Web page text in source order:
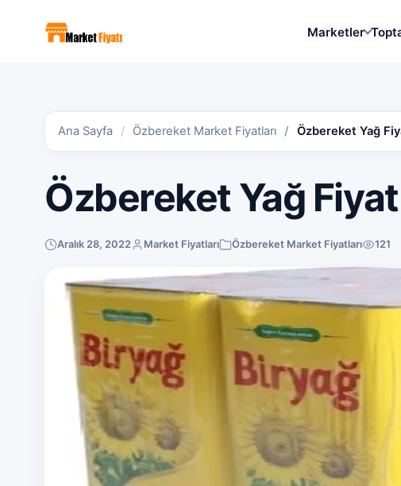
Marketler
Ana Sayfa Özbereket Market Fiyatları Özbereket Yağ
Özbereket Yağ
Aralık 28, 2022 Market Fiyatları Özbereket Market Fiyatları 121